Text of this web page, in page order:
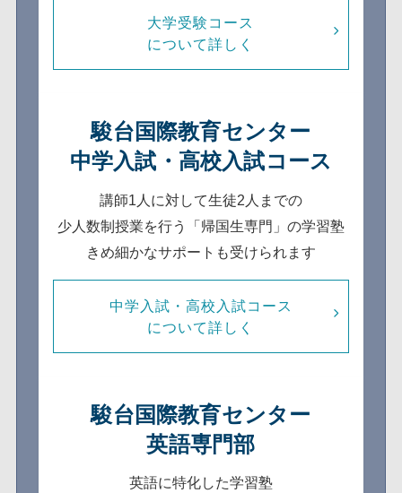
大学受験コース
について詳しく
駿台国際教育センター
中学入試・高校入試コース
講師1人に対して生徒2人までの
少人数制授業を行う「帰国生専門」の学習塾
きめ細かなサポートも受けられます
中学入試・高校入試コース
について詳しく
駿台国際教育センター
英語専門部
英語に特化した学習塾